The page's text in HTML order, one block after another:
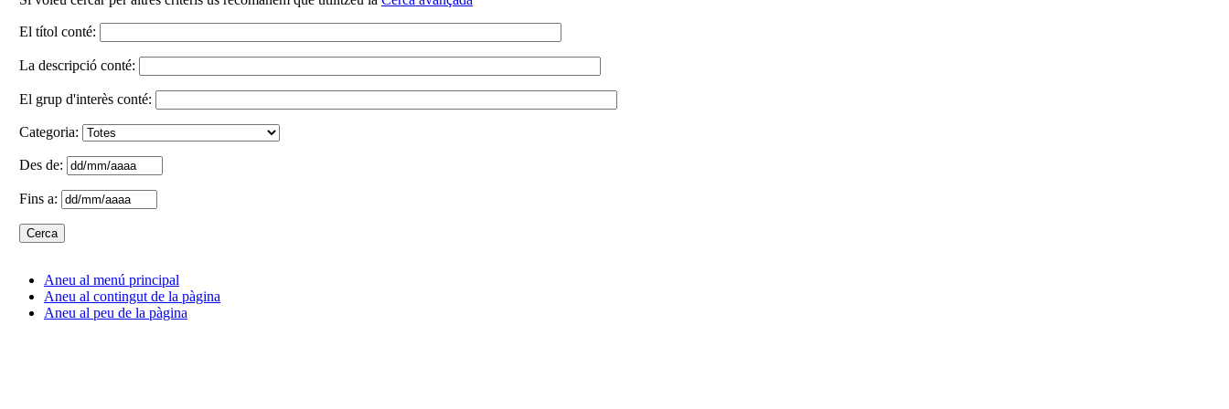
El títol conté:
La descripció conté:
El grup d'interès conté:
Categoria:
Des de:
Fins a:
Aneu al menú principal
Aneu al contingut de la pàgina
Aneu al peu de la pàgina